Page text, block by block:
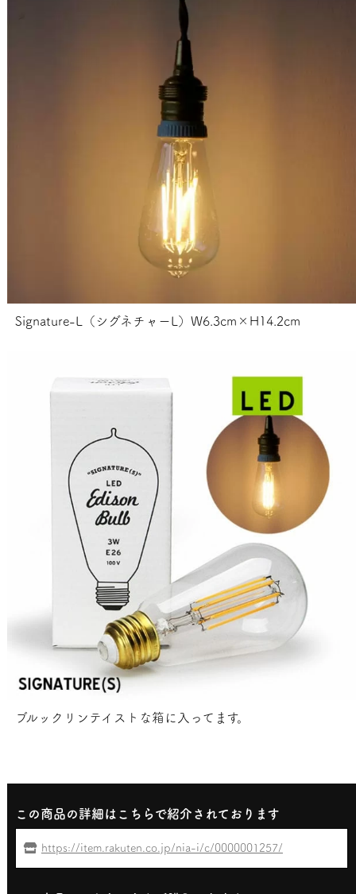
Signature-L（シグネチャーL）W6.3cm×H14.2cm
ブルックリンテイストな箱に入ってます。
この商品の詳細はこちらで紹介されております
https://item.rakuten.co.jp/nia-i/c/0000001257/